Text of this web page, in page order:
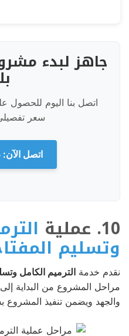
جاهز لبدء
اتصل بنا اليوم
سعر
اتصل الآن: 50104455
10. عملية
وتسليم
نقدم خدمة الترميم الكامل
مراحل المشروع من البداية
والجهد ويضمن تنفيذ